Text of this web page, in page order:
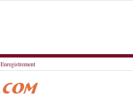
Enregistrement